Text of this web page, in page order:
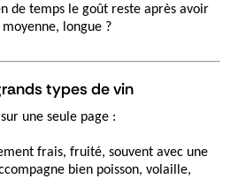
de temps le goût reste après avoir
longue ?
types de vin
une seule page :
frais, fruité, souvent avec une
bien poisson, volaille,